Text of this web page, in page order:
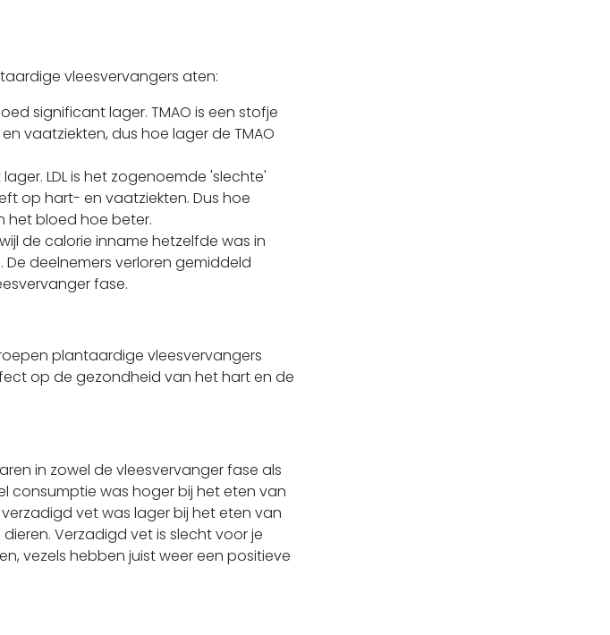
vleesvervangers aten:
significant lager. TMAO is een stofje
vaatziekten, dus hoe lager de TMAO
LDL is het zogenoemde 'slechte'
op hart- en vaatziekten. Dus hoe
het bloed hoe beter.
de calorie inname hetzelfde was in
deelnemers verloren gemiddeld
fase.
plantaardige vleesvervangers
op de gezondheid van het hart en de
in zowel de vleesvervanger fase als
consumptie was hoger bij het eten van
vet was lager bij het eten van
Verzadigd vet is slecht voor je
vezels hebben juist weer een positieve